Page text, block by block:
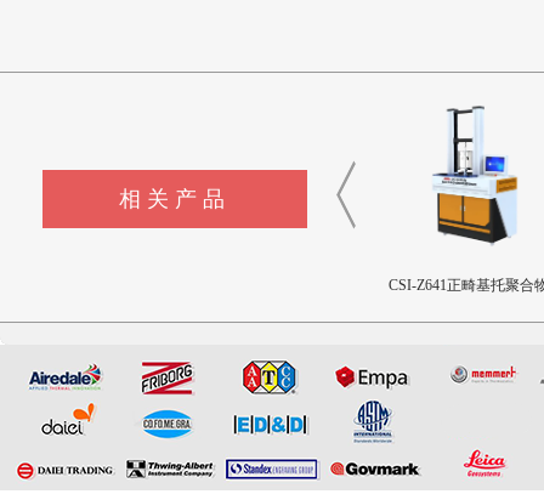
相关产品
CSI-Z641正畸基托聚合
测试仪